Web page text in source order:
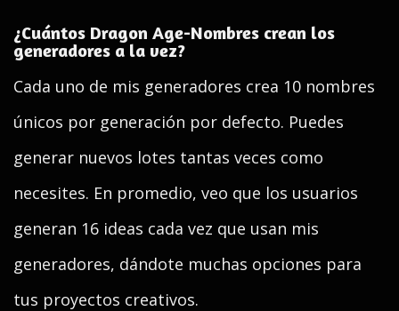
¿Cuántos Dragon Age-Nombres crean los
generadores a la vez?
Cada uno de mis generadores crea 10 nombres
únicos por generación por defecto. Puedes
generar nuevos lotes tantas veces como
necesites. En promedio, veo que los usuarios
generan 16 ideas cada vez que usan mis
generadores, dándote muchas opciones para
tus proyectos creativos.